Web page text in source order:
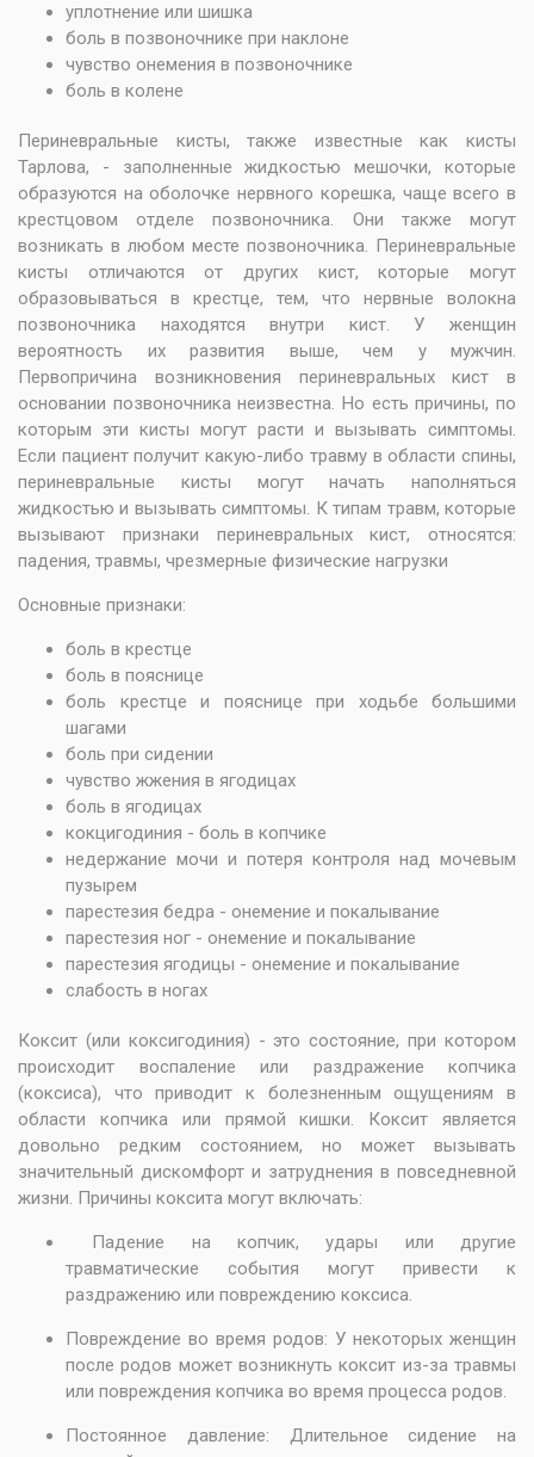
уплотнение или шишка
боль в позвоночнике при наклоне
чувство онемения в позвоночнике
боль в колене
Периневральные кисты, также известные как кисты
Тарлова, - заполненные жидкостью мешочки, которые
образуются на оболочке нервного корешка, чаще всего в
крестцовом отделе позвоночника. Они также могут
возникать в любом месте позвоночника. Периневральные
кисты отличаются от других кист, которые могут
образовываться в крестце, тем, что нервные волокна
позвоночника находятся внутри кист. У женщин
вероятность их развития выше, чем у мужчин.
Первопричина возникновения периневральных кист в
основании позвоночника неизвестна. Но есть причины, по
которым эти кисты могут расти и вызывать симптомы.
Если пациент получит какую-либо травму в области спины,
периневральные кисты могут начать наполняться
жидкостью и вызывать симптомы. К типам травм, которые
вызывают признаки периневральных кист, относятся:
падения, травмы, чрезмерные физические нагрузки
Основные признаки:
боль в крестце
боль в пояснице
боль крестце и пояснице при ходьбе большими
шагами
боль при сидении
чувство жжения в ягодицах
боль в ягодицах
кокцигодиния - боль в копчике
недержание мочи и потеря контроля над мочевым
пузырем
парестезия бедра - онемение и покалывание
парестезия ног - онемение и покалывание
парестезия ягодицы - онемение и покалывание
слабость в ногах
Коксит (или коксигодиния) - это состояние, при котором
происходит воспаление или раздражение копчика
(коксиса), что приводит к болезненным ощущениям в
области копчика или прямой кишки. Коксит является
довольно редким состоянием, но может вызывать
значительный дискомфорт и затруднения в повседневной
жизни. Причины коксита могут включать:
Падение на копчик, удары или другие
травматические события могут привести к
раздражению или повреждению коксиса.
Повреждение во время родов: У некоторых женщин
после родов может возникнуть коксит из-за травмы
или повреждения копчика во время процесса родов.
Постоянное давление: Длительное сидение на